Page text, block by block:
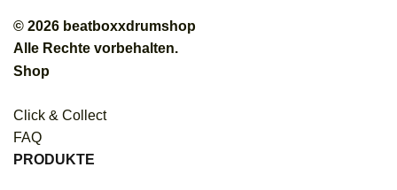
© 2026 beatboxxdrumshop
Alle Rechte vorbehalten.
Shop
Click & Collect
FAQ
PRODUKTE